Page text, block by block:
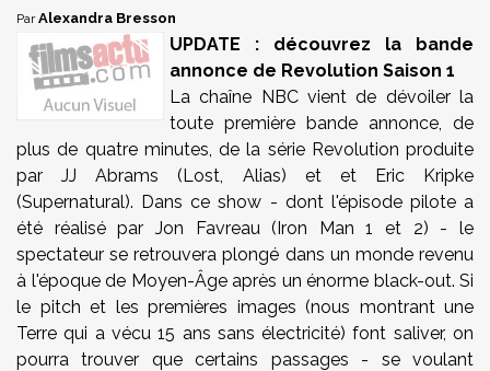
ParAlexandra Bresson
UPDATE : découvrez la bande
annonce de Revolution Saison 1
La chaîne NBC vient de dévoiler la
toute première bande annonce, de
plus de quatre minutes, de la série Revolution produite
par JJ Abrams (Lost, Alias) et et Eric Kripke
(Supernatural). Dans ce show - dont l'épisode pilote a
été réalisé par Jon Favreau (Iron Man 1 et 2) - le
spectateur se retrouvera plongé dans un monde revenu
à l'époque de Moyen-Âge après un énorme black-out. Si
le pitch et les premières images (nous montrant une
Terre qui a vécu 15 ans sans électricité) font saliver, on
pourra trouver que certains passages - se voulant